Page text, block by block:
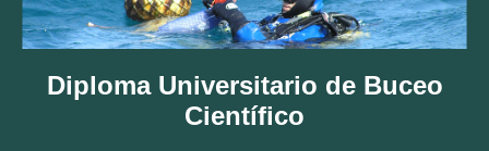
Diploma Universitario de Buceo
Científico